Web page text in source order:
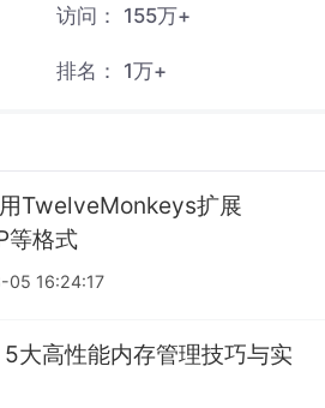
访问： 155万+
排名： 1万+
TwelveMonkeys扩展
等格式
16:24:17
大高性能内存管理技巧与实